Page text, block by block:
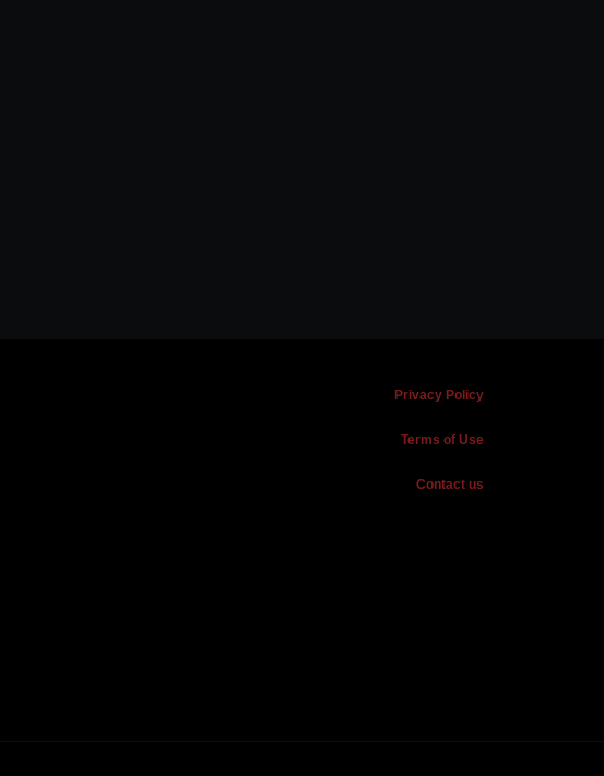
Privacy Policy
Terms of Use
Contact us